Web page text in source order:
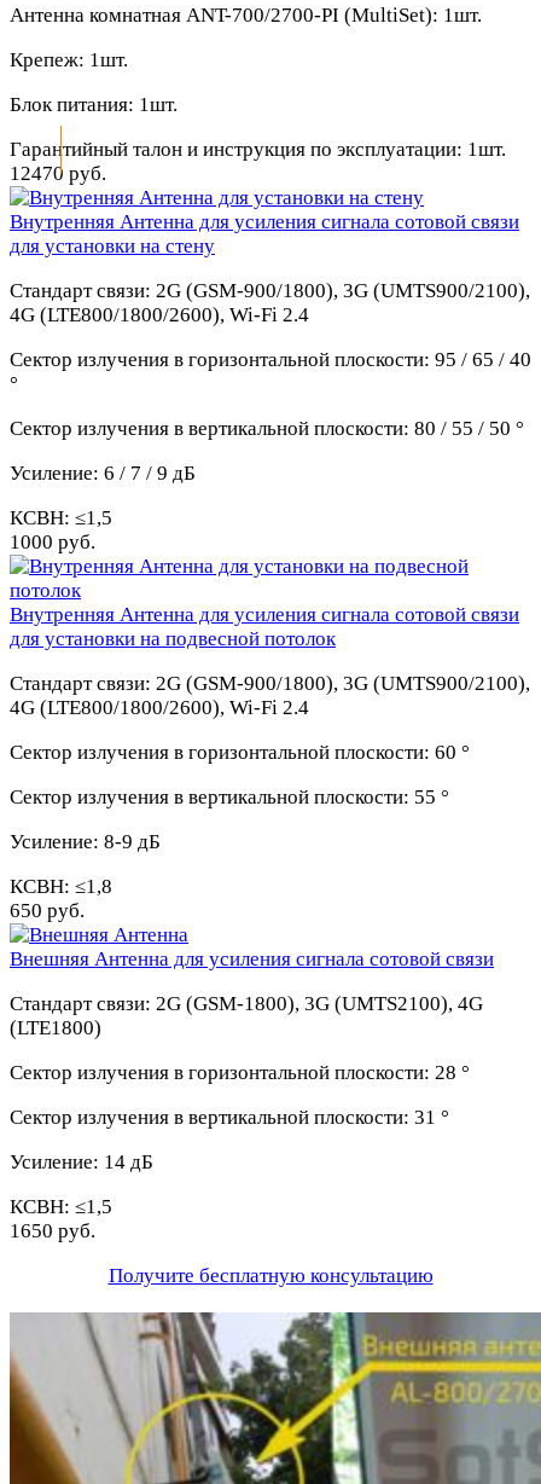
Антенна комнатная ANT-700/2700-PI (MultiSet): 1шт.
Крепеж: 1шт.
Блок питания: 1шт.
Гарантийный талон и инструкция по эксплуатации: 1шт.
12470 руб.
Внутренняя Антенна для усиления сигнала сотовой связи
для установки на стену
Стандарт связи: 2G (GSM-900/1800), 3G (UMTS900/2100),
4G (LTE800/1800/2600), Wi-Fi 2.4
Сектор излучения в горизонтальной плоскости: 95 / 65 / 40
°
Сектор излучения в вертикальной плоскости: 80 / 55 / 50 °
Усиление: 6 / 7 / 9 дБ
КСВН: ≤1,5
1000 руб.
Внутренняя Антенна для усиления сигнала сотовой связи
для установки на подвесной потолок
Стандарт связи: 2G (GSM-900/1800), 3G (UMTS900/2100),
4G (LTE800/1800/2600), Wi-Fi 2.4
Сектор излучения в горизонтальной плоскости: 60 °
Сектор излучения в вертикальной плоскости: 55 °
Усиление: 8-9 дБ
КСВН: ≤1,8
650 руб.
Внешняя Антенна для усиления сигнала сотовой связи
Стандарт связи: 2G (GSM-1800), 3G (UMTS2100), 4G
(LTE1800)
Сектор излучения в горизонтальной плоскости: 28 °
Сектор излучения в вертикальной плоскости: 31 °
Усиление: 14 дБ
КСВН: ≤1,5
1650 руб.
Получите бесплатную консультацию